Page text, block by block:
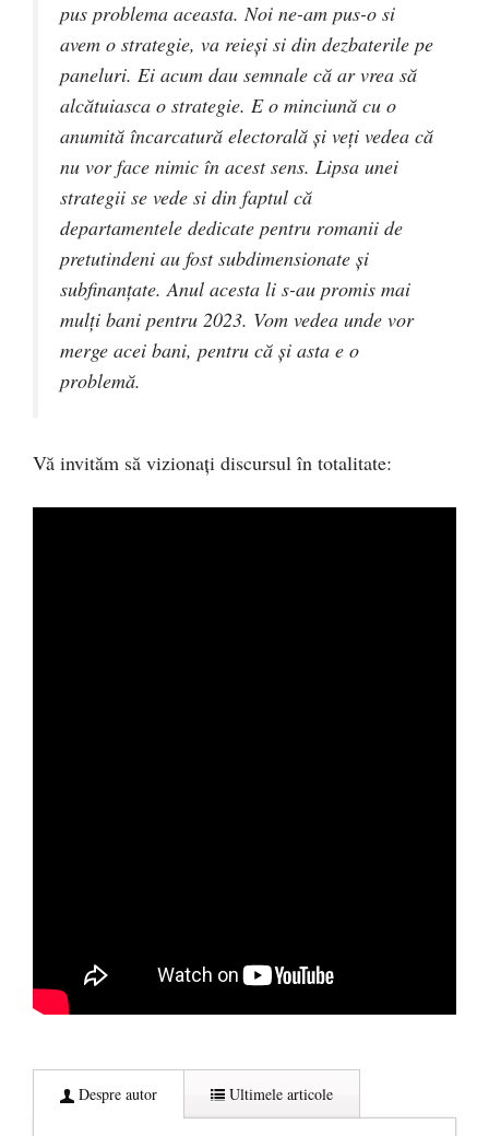
pus problema aceasta. Noi ne-am pus-o si
avem o strategie, va reieși si din dezbaterile pe
paneluri. Ei acum dau semnale că ar vrea să
alcătuiasca o strategie. E o minciună cu o
anumită încarcatură electorală și veți vedea că
nu vor face nimic în acest sens. Lipsa unei
strategii se vede si din faptul că
departamentele dedicate pentru romanii de
pretutindeni au fost subdimensionate și
subfinanțate. Anul acesta li s-au promis mai
mulți bani pentru 2023. Vom vedea unde vor
merge acei bani, pentru că și asta e o
problemă.
Vă invităm să vizionați discursul în totalitate:
Despre autor Ultimele articole